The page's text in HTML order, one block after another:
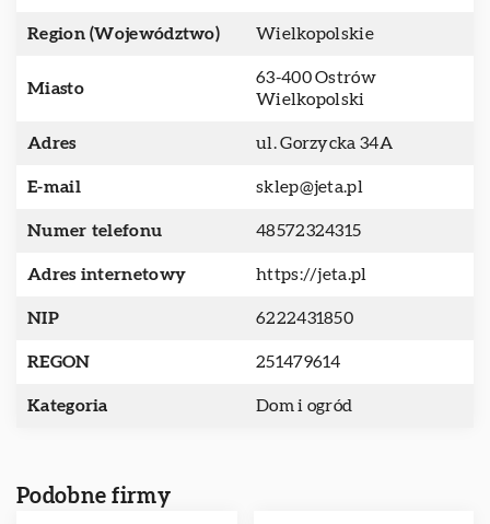
Region (Województwo) Wielkopolskie
Miasto
63-400 Ostrów
Wielkopolski
Adres ul. Gorzycka 34A
E-mail sklep@jeta.pl
Numer telefonu 48572324315
Adres internetowy https://jeta.pl
NIP 6222431850
REGON 251479614
Kategoria Dom i ogród
Podobne firmy